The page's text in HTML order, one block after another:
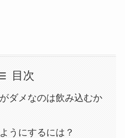
目次
ダメなのは飲み込むか
うにするには？